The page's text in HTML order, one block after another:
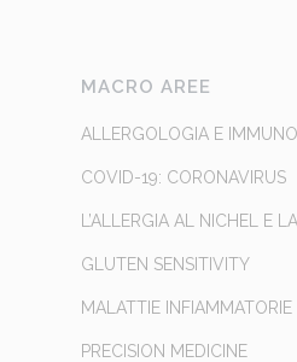
MACRO AREE
ALLERGOLOGIA E
COVID-19: CORONAVIRUS
L’ALLERGIA AL NICHEL E
GLUTEN SENSITIVITY
MALATTIE
PRECISION MEDICINE